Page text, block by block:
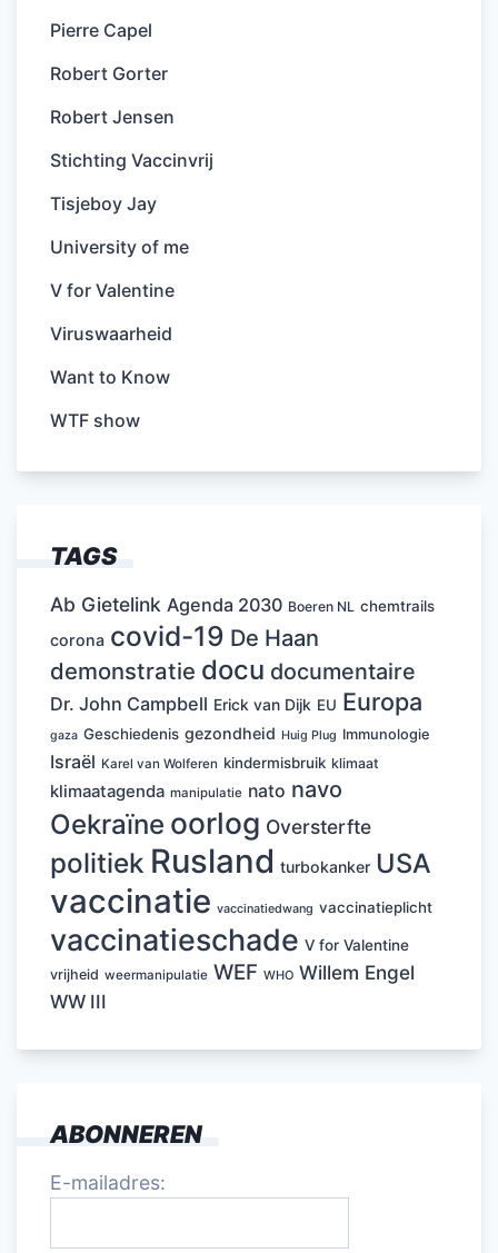
Pierre Capel
Robert Gorter
Robert Jensen
Stichting Vaccinvrij
Tisjeboy Jay
University of me
V for Valentine
Viruswaarheid
Want to Know
WTF show
TAGS
Ab Gietelink Agenda 2030 Boeren NL chemtrails
corona covid-19 De Haan
demonstratie docu documentaire
Dr. John Campbell Erick van Dijk EU Europa
gaza Geschiedenis gezondheid Huig Plug Immunologie
Israël Karel van Wolferen kindermisbruik klimaat
klimaatagenda manipulatie nato navo
Oekraïne oorlog Oversterfte
politiek Rusland turbokanker USA
vaccinatie vaccinatiedwang vaccinatieplicht
vaccinatieschade V for Valentine
vrijheid weermanipulatie WEF WHO Willem Engel
WW III
ABONNEREN
E-mailadres: